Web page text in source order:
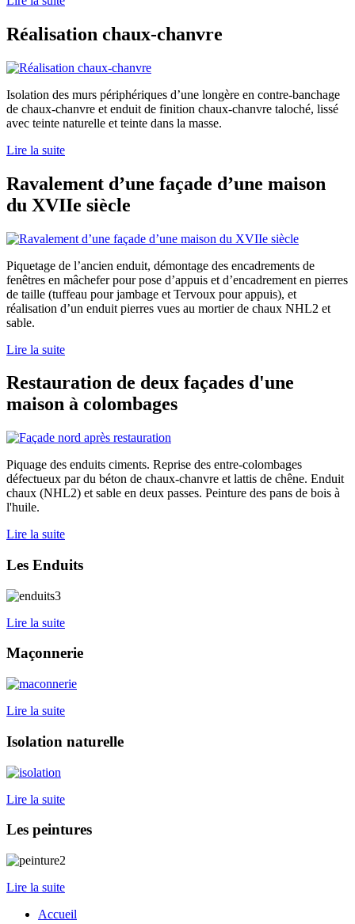
Réalisation chaux-chanvre
Isolation des murs périphériques d’une longère en contre-banchage
de chaux-chanvre et enduit de finition chaux-chanvre taloché, lissé
avec teinte naturelle et teinte dans la masse.
Lire la suite
Ravalement d’une façade d’une maison
du XVIIe siècle
Piquetage de l’ancien enduit, démontage des encadrements de
fenêtres en mâchefer pour pose d’appuis et d’encadrement en pierres
de taille (tuffeau pour jambage et Tervoux pour appuis), et
réalisation d’un enduit pierres vues au mortier de chaux NHL2 et
sable.
Lire la suite
Restauration de deux façades d'une
maison à colombages
Piquage des enduits ciments. Reprise des entre-colombages
défectueux par du béton de chaux-chanvre et lattis de chêne. Enduit
chaux (NHL2) et sable en deux passes. Peinture des pans de bois à
l'huile.
Lire la suite
Les Enduits
Lire la suite
Maçonnerie
Lire la suite
Isolation naturelle
Lire la suite
Les peintures
Lire la suite
Accueil